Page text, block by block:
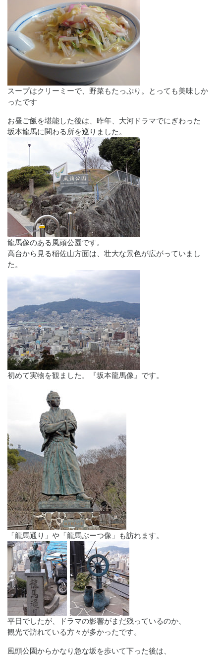
スープはクリーミーで、野菜もたっぷり。とっても美味しか
ったです
お昼ご飯を堪能した後は、昨年、大河ドラマでにぎわった
坂本龍馬に関わる所を巡りました。
龍馬像のある風頭公園です。
高台から見る稲佐山方面は、壮大な景色が広がっていまし
た。
初めて実物を観ました。『坂本龍馬像』です。
「龍馬通り」や「龍馬ぶーつ像」も訪れます。
平日でしたが、ドラマの影響がまだ残っているのか、
観光で訪れている方々が多かったです。
風頭公園からかなり急な坂を歩いて下った後は、